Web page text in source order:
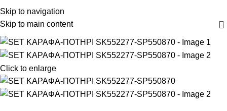
Skip to navigation
Skip to main content
Click to enlarge